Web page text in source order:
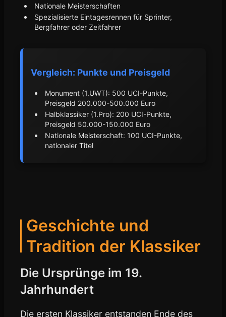
Nationale Meisterschaften
Spezialisierte Eintagesrennen für Sprinter,
Bergfahrer oder Zeitfahrer
Vergleich: Punkte und Preisgeld
Monument (1.UWT): 500 UCI-Punkte,
Preisgeld 200.000-500.000 Euro
Halbklassiker (1.Pro): 200 UCI-Punkte,
Preisgeld 50.000-150.000 Euro
Nationale Meisterschaft: 100 UCI-Punkte,
nationaler Titel
Geschichte und
Tradition der Klassiker
Die Ursprünge im 19.
Jahrhundert
Die ersten Klassiker entstanden Ende des